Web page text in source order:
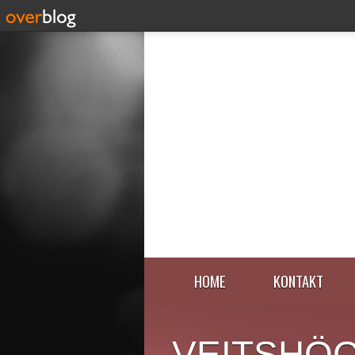
HOME KONTAKT